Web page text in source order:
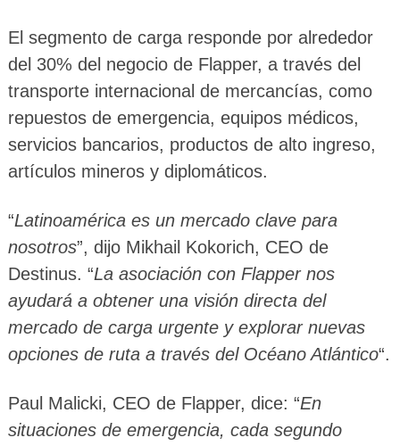
El segmento de carga responde por alrededor
del 30% del negocio de Flapper, a través del
transporte internacional de mercancías, como
repuestos de emergencia, equipos médicos,
servicios bancarios, productos de alto ingreso,
artículos mineros y diplomáticos.
“Latinoamérica es un mercado clave para
nosotros”, dijo Mikhail Kokorich, CEO de
Destinus. “La asociación con Flapper nos
ayudará a obtener una visión directa del
mercado de carga urgente y explorar nuevas
opciones de ruta a través del Océano Atlántico“.
Paul Malicki, CEO de Flapper, dice: “En
situaciones de emergencia, cada segundo